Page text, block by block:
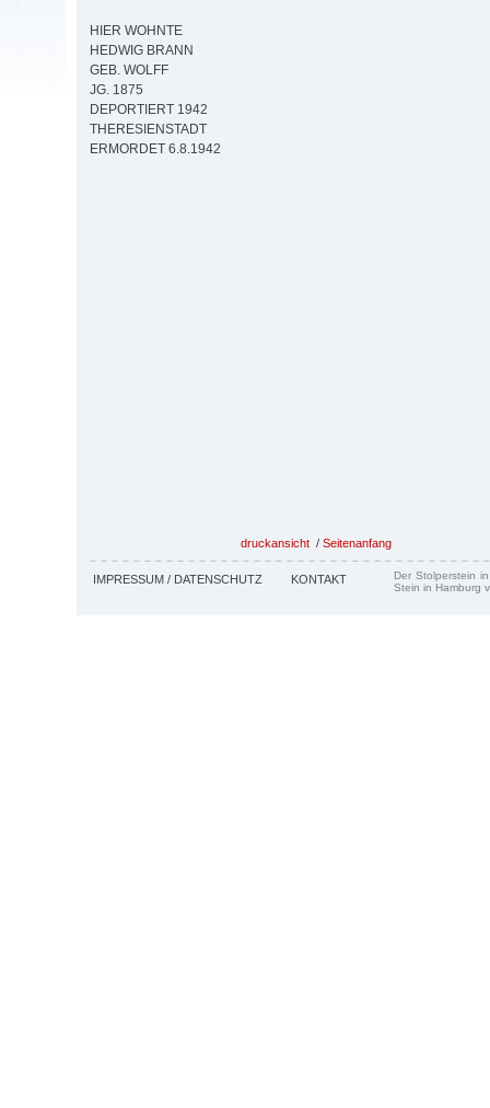
HIER WOHNTE
HEDWIG BRANN
GEB. WOLFF
JG. 1875
DEPORTIERT 1942
THERESIENSTADT
ERMORDET 6.8.1942
druckansicht / Seitenanfang
IMPRESSUM / DATENSCHUTZ KONTAKT
Der Stolperstein
Stein in Hamburg